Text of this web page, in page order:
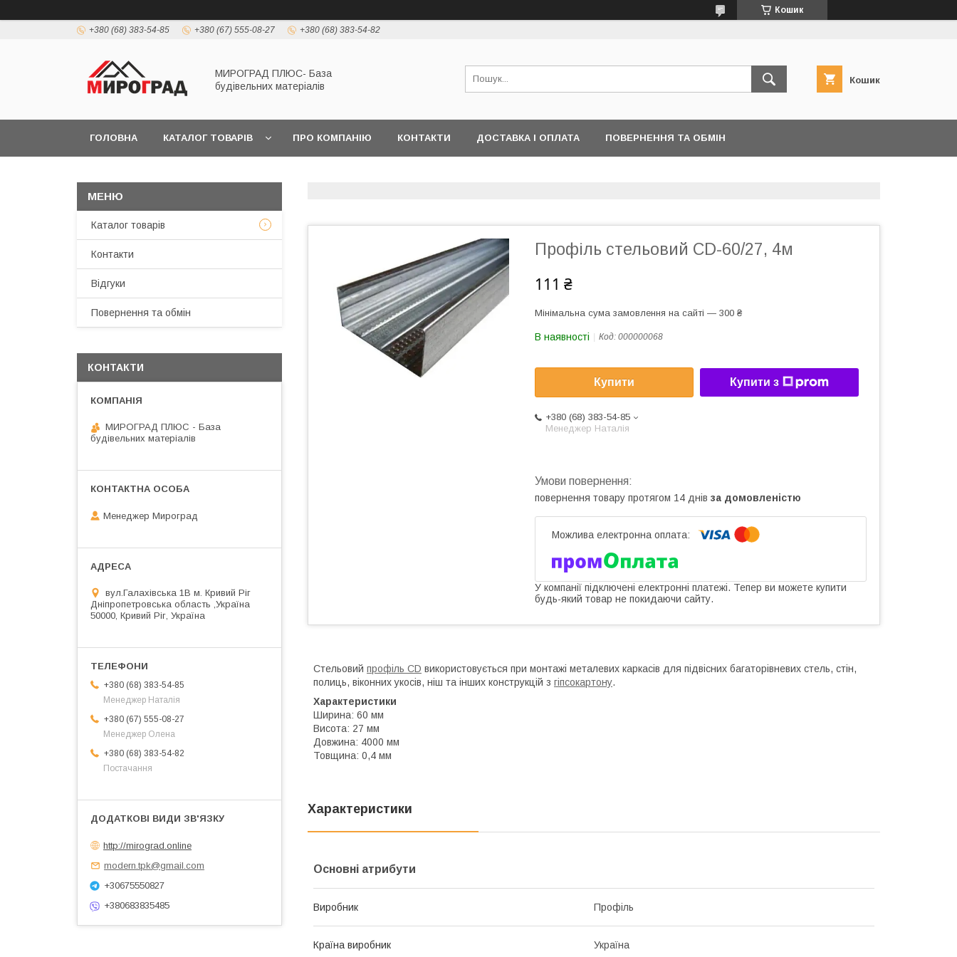
Кошик
+380 (68) 383-54-85 +380 (67) 555-08-27 +380 (68) 383-54-82
МИРОГРАД ПЛЮС- База
будівельних матеріалів
Кошик
ГОЛОВНА КАТАЛОГ ТОВАРІВ ПРО КОМПАНІЮ КОНТАКТИ ДОСТАВКА І ОПЛАТА ПОВЕРНЕННЯ ТА ОБМІН
Профіль стельовий CD-60/27, 4м
111 ₴
Мінімальна сума замовлення на сайті — 300 ₴
В наявності Код: 000000068
Купити Купити з
+380 (68) 383-54-85
Менеджер Наталія
повернення товару протягом 14 днів за домовленістю
У компанії підключені електронні платежі. Тепер ви можете купити
будь-який товар не покидаючи сайту.
Стельовий профіль CD використовується при монтажі металевих каркасів для підвісних багаторівневих стель, стін,
полиць, віконних укосів, ніш та інших конструкцій з гіпсокартону.
Характеристики
Ширина: 60 мм
Висота: 27 мм
Довжина: 4000 мм
Товщина: 0,4 мм
Характеристики
Основні атрибути
Виробник Профіль
Країна виробник Україна
Каталог товарів
Контакти
Відгуки
Повернення та обмін
КОНТАКТИ
МИРОГРАД ПЛЮС - База
будівельних матеріалів
Менеджер Мироград
вул.Галахівська 1В м. Кривий Ріг
Дніпропетровська область ,Україна
50000, Кривий Ріг, Україна
+380 (68) 383-54-85
Менеджер Наталія
+380 (67) 555-08-27
Менеджер Олена
+380 (68) 383-54-82
Постачання
http://mirograd.online
modern.tpk@gmail.com
+30675550827
+380683835485